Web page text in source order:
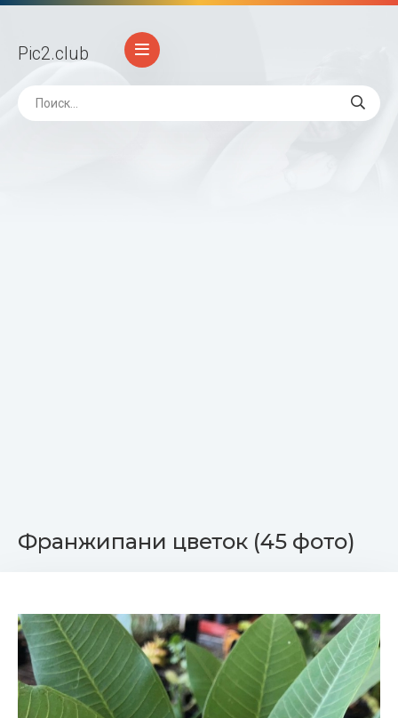
Pic2.club
Франжипани цветок (45 фото)